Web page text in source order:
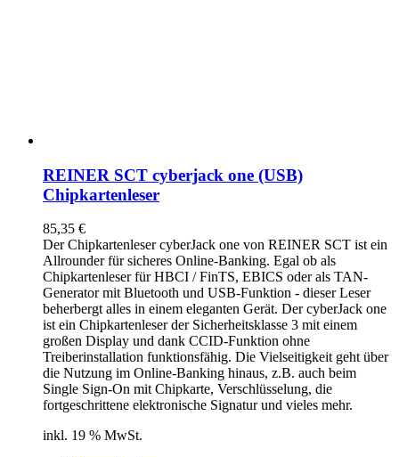
REINER SCT cyberjack one (USB)
Chipkartenleser
85,35 €
Der Chipkartenleser cyberJack one von REINER SCT ist ein
Allrounder für sicheres Online-Banking. Egal ob als
Chipkartenleser für HBCI / FinTS, EBICS oder als TAN-
Generator mit Bluetooth und USB-Funktion - dieser Leser
beherbergt alles in einem eleganten Gerät. Der cyberJack one
ist ein Chipkartenleser der Sicherheitsklasse 3 mit einem
großen Display und dank CCID-Funktion ohne
Treiberinstallation funktionsfähig. Die Vielseitigkeit geht über
die Nutzung im Online-Banking hinaus, z.B. auch beim
Single Sign-On mit Chipkarte, Verschlüsselung, die
fortgeschrittene elektronische Signatur und vieles mehr.
inkl. 19 % MwSt.